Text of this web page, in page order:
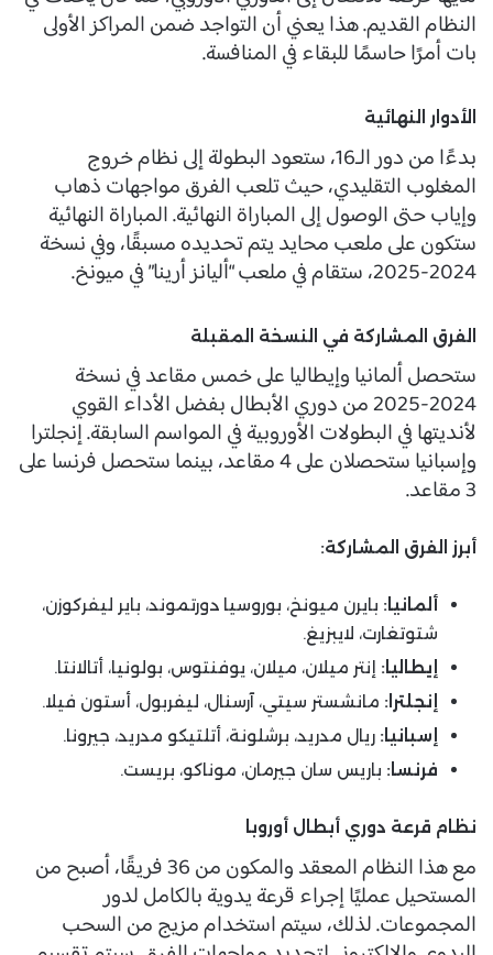
النظام القديم. هذا يعني أن التواجد ضمن المراكز الأولى
بات أمرًا حاسمًا للبقاء في المنافسة.
الأدوار النهائية
بدءًا من دور الـ16، ستعود البطولة إلى نظام خروج
المغلوب التقليدي، حيث تلعب الفرق مواجهات ذهاب
وإياب حتى الوصول إلى المباراة النهائية. المباراة النهائية
ستكون على ملعب محايد يتم تحديده مسبقًا، وفي نسخة
2024-2025، ستقام في ملعب “أليانز أرينا” في ميونخ.
الفرق المشاركة في النسخة المقبلة
ستحصل ألمانيا وإيطاليا على خمس مقاعد في نسخة
2024-2025 من دوري الأبطال بفضل الأداء القوي
لأنديتها في البطولات الأوروبية في المواسم السابقة. إنجلترا
وإسبانيا ستحصلان على 4 مقاعد، بينما ستحصل فرنسا على
3 مقاعد.
أبرز الفرق المشاركة:
ألمانيا: بايرن ميونخ، بوروسيا دورتموند، باير ليفركوزن،
شتوتغارت، لايبزيغ.
إيطاليا: إنتر ميلان، ميلان، يوفنتوس، بولونيا، أتالانتا.
إنجلترا: مانشستر سيتي، آرسنال، ليفربول، أستون فيلا.
إسبانيا: ريال مدريد، برشلونة، أتلتيكو مدريد، جيرونا.
فرنسا: باريس سان جيرمان، موناكو، بريست.
نظام قرعة دوري أبطال أوروبا
مع هذا النظام المعقد والمكون من 36 فريقًا، أصبح من
المستحيل عمليًا إجراء قرعة يدوية بالكامل لدور
المجموعات. لذلك، سيتم استخدام مزيج من السحب